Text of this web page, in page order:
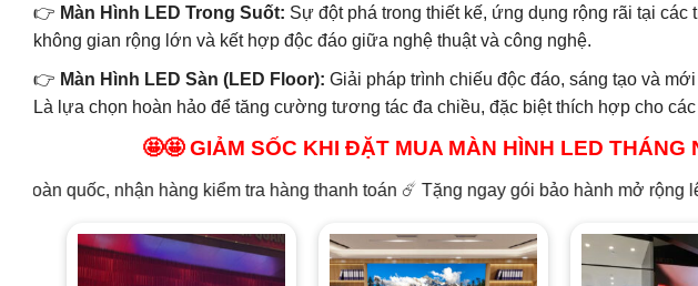
👉 Màn Hình LED Trong Suốt: Sự đột phá trong thiết kế, ứng dụng rộng rãi tại các
không gian rộng lớn và kết hợp độc đáo giữa nghệ thuật và công nghệ.
👉 Màn Hình LED Sàn (LED Floor): Giải pháp trình chiếu độc đáo, sáng tạo và
Là lựa chọn hoàn hảo để tăng cường tương tác đa chiều, đặc biệt thích hợp cho
🤩🤩 GIẢM SỐC KHI ĐẶT MUA MÀN HÌNH LED THÁNG
hàng kiểm tra hàng thanh toán ☄️ Tặng ngay gói bảo hành mở rộng lên đến 3